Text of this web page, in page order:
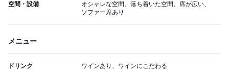
空間・設備
オシャレな空間、落ち着いた空間、席が広い、
ソファー席あり
メニュー
ドリンク ワインあり、ワインにこだわる